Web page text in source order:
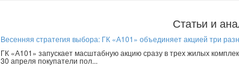
Статьи и
Весенняя стратегия выбора: ГК «А101» объединяет акцией три
ГК «А101» запускает масштабную акцию сразу в трех жилых
30 апреля покупатели пол...